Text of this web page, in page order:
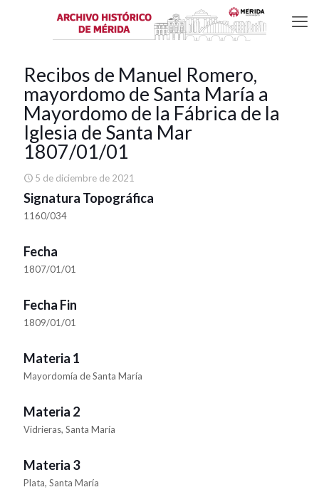
Recibos de Manuel Romero,
mayordomo de Santa María a
Mayordomo de la Fábrica de la
Iglesia de Santa Mar
1807/01/01
5 de diciembre de 2021
Signatura Topográfica
1160/034
Fecha
1807/01/01
Fecha Fin
1809/01/01
Materia 1
Mayordomía de Santa María
Materia 2
Vidrieras, Santa María
Materia 3
Plata, Santa María